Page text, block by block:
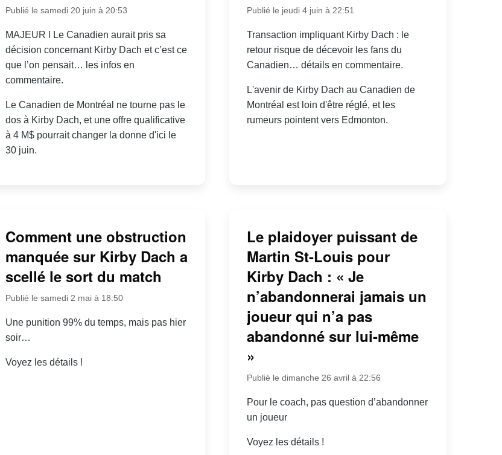
Publié le samedi 20 juin à 20:53
MAJEUR l Le Canadien aurait pris sa
décision concernant Kirby Dach et c’est ce
que l’on pensait… les infos en
commentaire.
Le Canadien de Montréal ne tourne pas le
dos à Kirby Dach, et une offre qualificative
à 4 M$ pourrait changer la donne d'ici le
30 juin.
Publié le jeudi 4 juin à 22:51
Transaction impliquant Kirby Dach : le
retour risque de décevoir les fans du
Canadien… détails en commentaire.
L'avenir de Kirby Dach au Canadien de
Montréal est loin d'être réglé, et les
rumeurs pointent vers Edmonton.
Comment une obstruction
manquée sur Kirby Dach a
scellé le sort du match
Publié le samedi 2 mai à 18:50
Une punition 99% du temps, mais pas hier
soir…
Voyez les détails !
Le plaidoyer puissant de
Martin St-Louis pour
Kirby Dach : « Je
n’abandonnerai jamais un
joueur qui n’a pas
abandonné sur lui-même
»
Publié le dimanche 26 avril à 22:56
Pour le coach, pas question d’abandonner
un joueur
Voyez les détails !